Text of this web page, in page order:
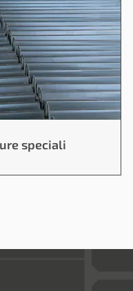
speciali